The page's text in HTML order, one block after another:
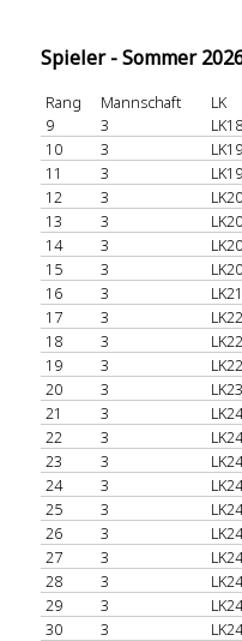
Spieler - Sommer
Rang Mannschaft
LK
9
3
10
3
11
3
12
3
13
3
14
3
15
3
16
3
17
3
18
3
19
3
20
3
21
3
22
3
23
3
24
3
25
3
26
3
27
3
28
3
29
3
30
3